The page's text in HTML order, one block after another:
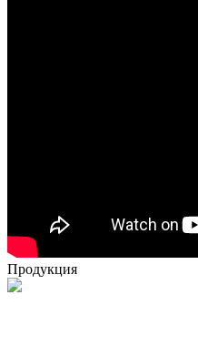
Продукция